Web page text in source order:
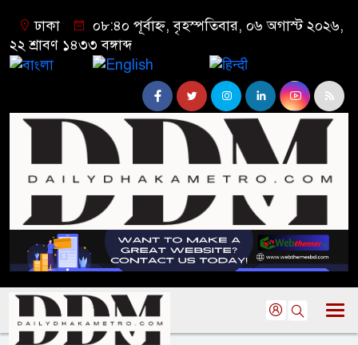
ঢাকা
০৮:৪০ পূর্বাহ্ন, বৃহস্পতিবার, ০৬ অগাস্ট ২০২৬,
২২ শ্রাবণ ১৪৩৩ বঙ্গাব্দ